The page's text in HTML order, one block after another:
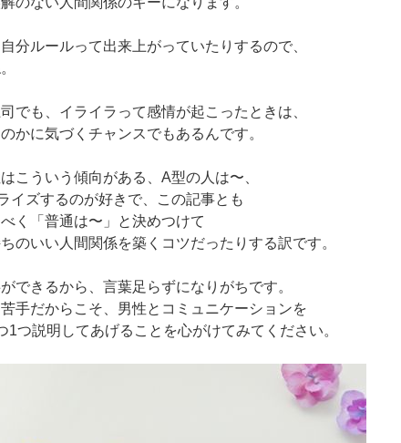
分ルールって出来上がっていたりするので、
でも、イライラって感情が起こったときは、
かに気づくチャンスでもあるんです。
こういう傾向がある、A型の人は〜、
イズするのが好きで、この記事とも
く「普通は〜」と決めつけて
のいい人間関係を築くコツだったりする訳です。
できるから、言葉足らずになりがちです。
手だからこそ、男性とコミュニケーションを
つ説明してあげることを心がけてみてください。